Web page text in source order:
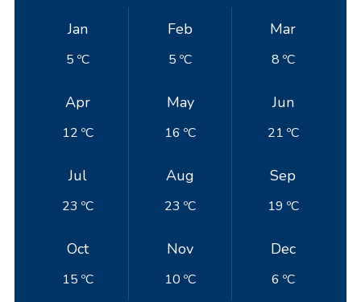
Jan
5 ºC
Feb
5 ºC
Mar
8 ºC
Apr
12 ºC
May
16 ºC
Jun
21 ºC
Jul
23 ºC
Aug
23 ºC
Sep
19 ºC
Oct
15 ºC
Nov
10 ºC
Dec
6 ºC